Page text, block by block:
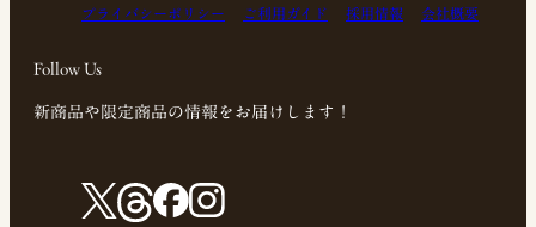
プライバシーポリシー
ご利用ガイド 採用情報 会社概要
Follow Us
新商品や限定商品の情報をお届けします！